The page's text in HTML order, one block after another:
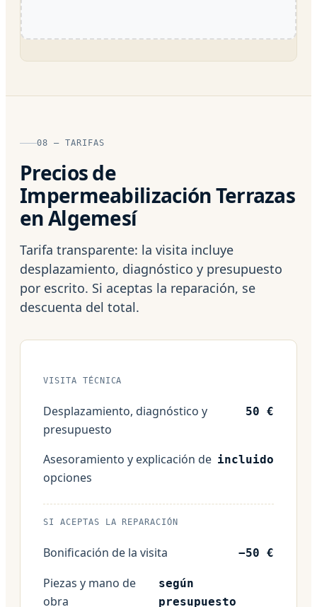
08 — TARIFAS
Precios de
Impermeabilización Terrazas
en Algemesí
Tarifa transparente: la visita incluye
desplazamiento, diagnóstico y presupuesto
por escrito. Si aceptas la reparación, se
descuenta del total.
VISITA TÉCNICA
Desplazamiento, diagnóstico y
presupuesto
50 €
Asesoramiento y explicación de
opciones
incluido
SI ACEPTAS LA REPARACIÓN
Bonificación de la visita −50 €
Piezas y mano de
obra
según
presupuesto